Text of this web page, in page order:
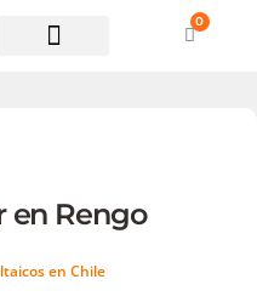
0
en Rengo
en Chile